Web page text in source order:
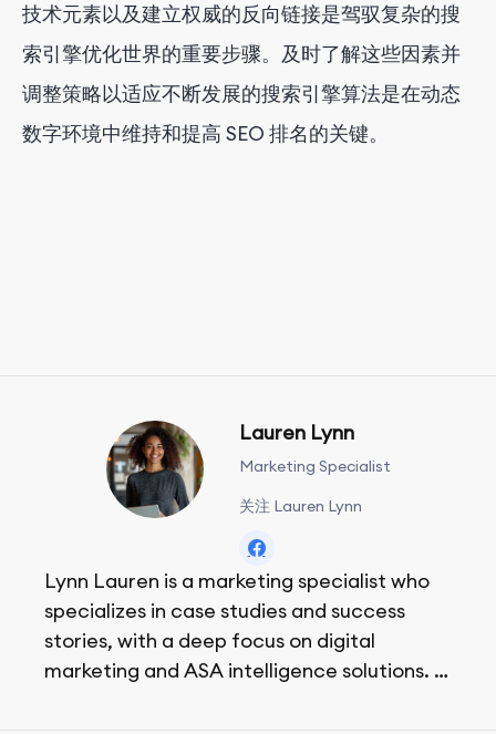
技术元素以及建立权威的反向链接是驾驭复杂的搜
索引擎优化世界的重要步骤。及时了解这些因素并
调整策略以适应不断发展的搜索引擎算法是在动态
数字环境中维持和提高 SEO 排名的关键。
Lauren Lynn
Marketing Specialist
关注 Lauren Lynn
Lynn Lauren is a marketing specialist who
specializes in case studies and success
stories, with a deep focus on digital
marketing and ASA intelligence solutions.